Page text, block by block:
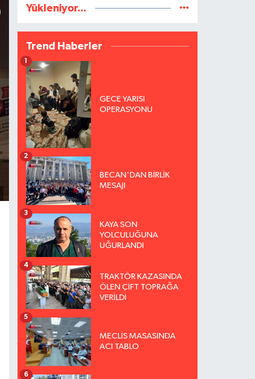
Yükleniyor...
Trend Haberler
GECE YARISI
OPERASYONU
1
BECAN'DAN BİRLİK
MESAJI
2
KAYA SON
YOLCULUĞUNA
UĞURLANDI
3
TRAKTÖR KAZASINDA
ÖLEN ÇİFT TOPRAĞA
VERİLDİ
4
MECLİS MASASINDA
ACI TABLO
5
6